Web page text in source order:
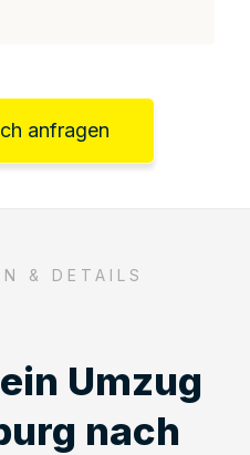
anfragen
& DETAILS
Umzug
nach